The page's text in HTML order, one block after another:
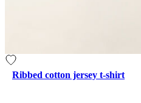
Ribbed cotton jersey t-shirt